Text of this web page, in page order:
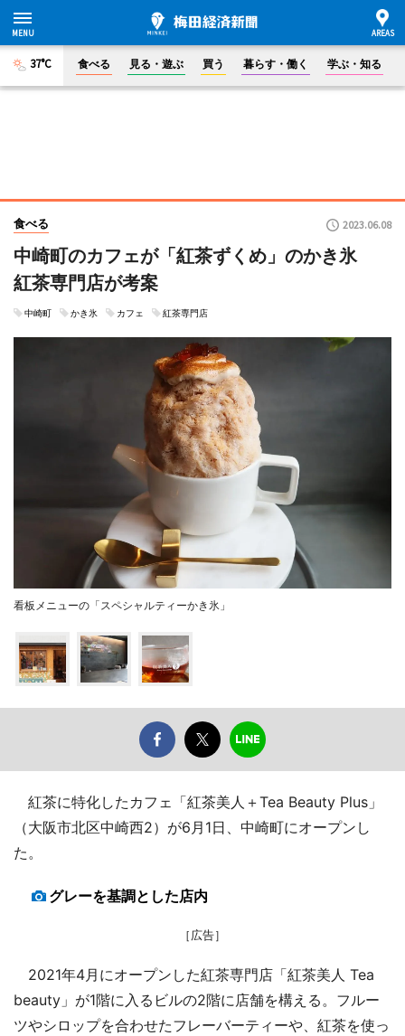
37°C 食べる 見る・遊ぶ 買う 暮らす・働く 学ぶ・知る
食べる 2023.06.08
中崎町のカフェが「紅茶ずくめ」のかき氷
紅茶専門店が考案
中崎町 かき氷 カフェ 紅茶専門店
看板メニューの「スペシャルティーかき氷」
紅茶に特化したカフェ「紅茶美人＋Tea Beauty Plus」
（大阪市北区中崎西2）が6月1日、中崎町にオープンし
た。
グレーを基調とした店内
［広告］
2021年4月にオープンした紅茶専門店「紅茶美人 Tea
beauty」が1階に入るビルの2階に店舗を構える。フルー
ツやシロップを合わせたフレーバーティーや、紅茶を使っ